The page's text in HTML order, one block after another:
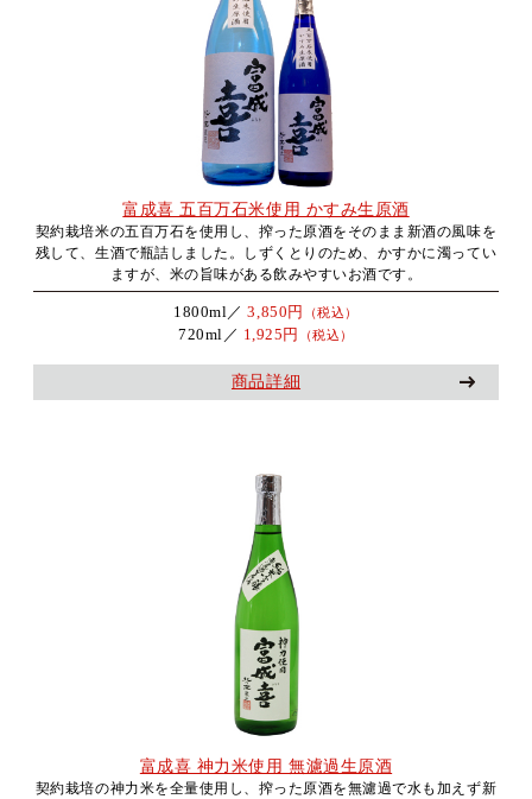
富成喜 五百万石米使用 かすみ生原酒
契約栽培米の五百万石を使用し、搾った原酒をそのまま新酒の風味を
残して、生酒で瓶詰しました。しずくとりのため、かすかに濁ってい
ますが、米の旨味がある飲みやすいお酒です。
1800ml／3,850円 （税込）
720ml／ 1,925円 （税込）
商品詳細
富成喜 神力米使用 無濾過生原酒
契約栽培の神力米を全量使用し、搾った原酒を無濾過で水も加えず新